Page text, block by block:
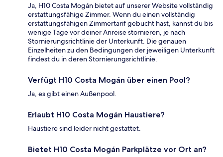
Ja, H10 Costa Mogán bietet auf unserer Website vollständig
erstattungsfähige Zimmer. Wenn du einen vollständig
erstattungsfähigen Zimmertarif gebucht hast, kannst du bis
wenige Tage vor deiner Anreise stornieren, je nach
Stornierungsrichtlinie der Unterkunft. Die genauen
Einzelheiten zu den Bedingungen der jeweiligen Unterkunft
findest du in deren Stornierungsrichtlinie.
Verfügt H10 Costa Mogán über einen Pool?
Ja, es gibt einen Außenpool.
Erlaubt H10 Costa Mogán Haustiere?
Haustiere sind leider nicht gestattet.
Bietet H10 Costa Mogán Parkplätze vor Ort an?